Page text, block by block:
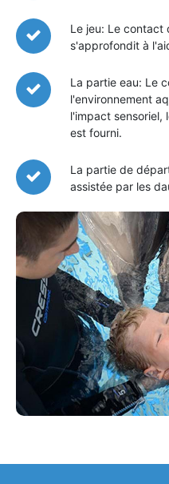
Le jeu: Le contact
s'approfondit à
La partie eau: Le
l'environnement
l'impact sensoriel,
est fourni.
La partie de
assistée par les